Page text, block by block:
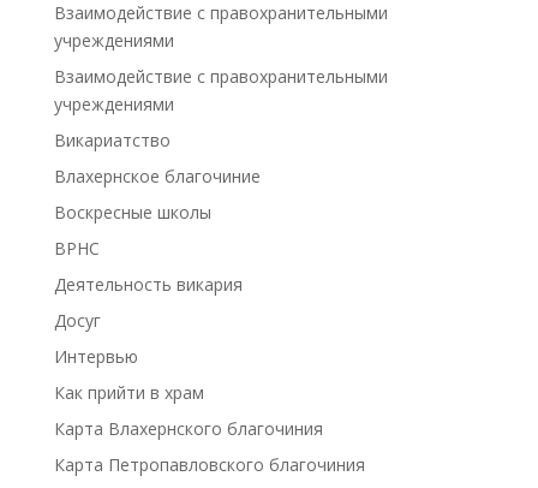
Взаимодействие с правохранительными
учреждениями
Взаимодействие с правохранительными
учреждениями
Викариатство
Влахернское благочиние
Воскресные школы
ВРНС
Деятельность викария
Досуг
Интервью
Как прийти в храм
Карта Влахернского благочиния
Карта Петропавловского благочиния